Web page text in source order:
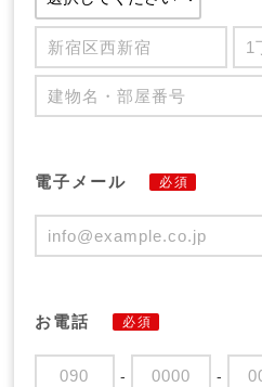
電子メール 必須
お電話 必須
- -